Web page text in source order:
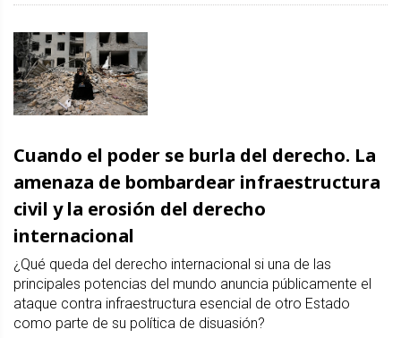
Cuando el poder se burla del derecho. La
amenaza de bombardear infraestructura
civil y la erosión del derecho
internacional
¿Qué queda del derecho internacional si una de las
principales potencias del mundo anuncia públicamente el
ataque contra infraestructura esencial de otro Estado
como parte de su política de disuasión?